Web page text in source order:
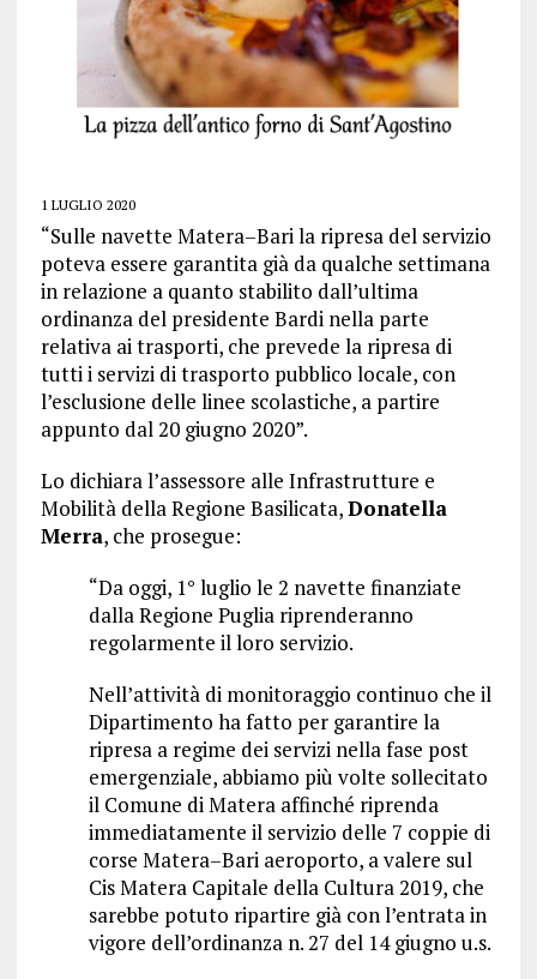
1 LUGLIO 2020
“Sulle navette Matera–Bari la ripresa del servizio
poteva essere garantita già da qualche settimana
in relazione a quanto stabilito dall’ultima
ordinanza del presidente Bardi nella parte
relativa ai trasporti, che prevede la ripresa di
tutti i servizi di trasporto pubblico locale, con
l’esclusione delle linee scolastiche, a partire
appunto dal 20 giugno 2020”.
Lo dichiara l’assessore alle Infrastrutture e
Mobilità della Regione Basilicata,Donatella
Merra, che prosegue:
“Da oggi, 1° luglio le 2 navette finanziate
dalla Regione Puglia riprenderanno
regolarmente il loro servizio.
Nell’attività di monitoraggio continuo che il
Dipartimento ha fatto per garantire la
ripresa a regime dei servizi nella fase post
emergenziale, abbiamo più volte sollecitato
il Comune di Matera affinché riprenda
immediatamente il servizio delle 7 coppie di
corse Matera–Bari aeroporto, a valere sul
Cis Matera Capitale della Cultura 2019, che
sarebbe potuto ripartire già con l’entrata in
vigore dell’ordinanza n. 27 del 14 giugno u.s.